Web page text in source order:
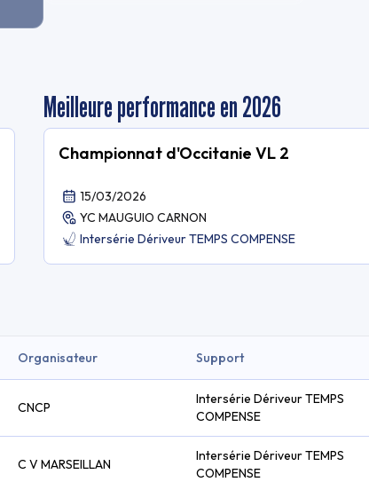
Meilleure performance en 2026
Championnat d'Occitanie VL 2
15/03/2026
YC MAUGUIO CARNON
Intersérie Dériveur TEMPS COMPENSE
Organisateur Support
CNCP
Intersérie Dériveur TEMPS
COMPENSE
C V MARSEILLAN
Intersérie Dériveur TEMPS
COMPENSE